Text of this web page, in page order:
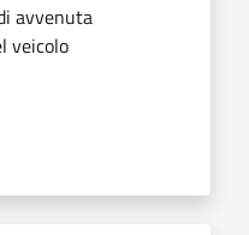
avvenuta
veicolo